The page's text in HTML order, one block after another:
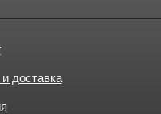
доставка